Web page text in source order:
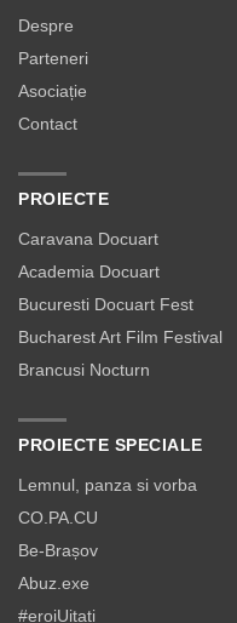
Despre
Parteneri
Asociație
Contact
PROIECTE
Caravana Docuart
Academia Docuart
Bucuresti Docuart Fest
Bucharest Art Film Festival
Brancusi Nocturn
PROIECTE SPECIALE
Lemnul, panza si vorba
CO.PA.CU
Be-Brașov
Abuz.exe
#eroiUitați